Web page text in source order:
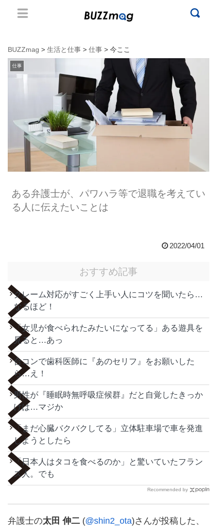
BUZZmag > 生活と仕事 > 仕事 > 今ここ
仕事
ある弁護士が、パワハラ等で退職を考えてい
る人に伝えたいことは
2022/04/01
おすすめ記事
クレーム対応がすごく上手い人にコツを聞いたら…
なるほど！
「女児が食べられたみたいになってる」ある遊具を
見ると…あっ
合コンで歯科医師に『あのセリフ』をお願いした
ら…え！
男性が『睡眠時無呼吸症候群』だと自覚したきっか
けは…マジか
「まだ心臓バクバクしてる」立体駐車場で車を発進
しようとしたら
「日本人はタコを食べるのか」と驚いていたフラン
ス人。でも
Recommended by
弁護士の太田 伸二 (@shin2_ota)さんが投稿した、